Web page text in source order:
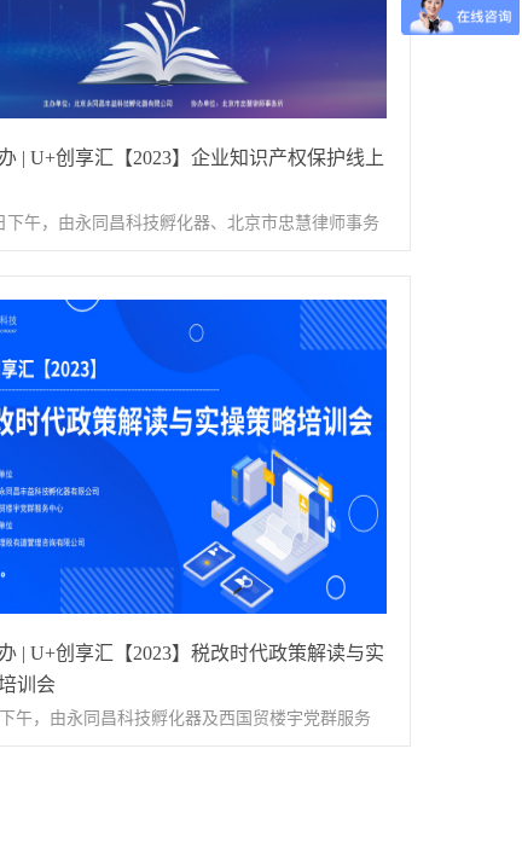
价值及高新技术企业认定条件、评分规则及认定好
仔细讲解了将于2024年7月1日正式实施的新《公司
企业注册资金的解决途径、无形资产入资优势、流
流程以及过程中可能面临的困难，帮助企业提前规
规避风险。通过开展本次培训活动，帮助企业加强
权的了解和信任，对高新技术认定流程的熟悉，同
更有效地管理和保护自身的知识产权资产，助力企
识产权管理能力及运营水平，为企业创新发展蓄势
| U+创享汇【2023】企业知识产权保护线上
下午，由永同昌科技孵化器、北京市忠慧律师事务
现场部分讲解内容本次活动邀请到北京市忠慧律师
业律师屈坤磊老师为大家讲解，屈老师擅长企业知
理、企业风险管理、公司法、不良资产化解债券发
管理、商事诉讼等多个领域。培训开始后，屈老师
识产权保护的现状为切入点详细讲解了企业运营中
识产权包括专利、商业秘密、商标、著作权的特征
通过华熙生物、泰坦科技等多个典型案例着重分析
识产权保护运营模式的多种工作内容和特点。课程
描二维码回看课程）在这个大经济时代，创新是引
知识产权是企业核心竞争力的重要体现，同时更深
识产权相关知识、法律风险及保护策略，强化知识
意识，提高自主创新能力，规范知识产权运营布
| U+创享汇【2023】税改时代政策解读与实
训会
午，由永同昌科技孵化器及西国贸楼宇党群服务